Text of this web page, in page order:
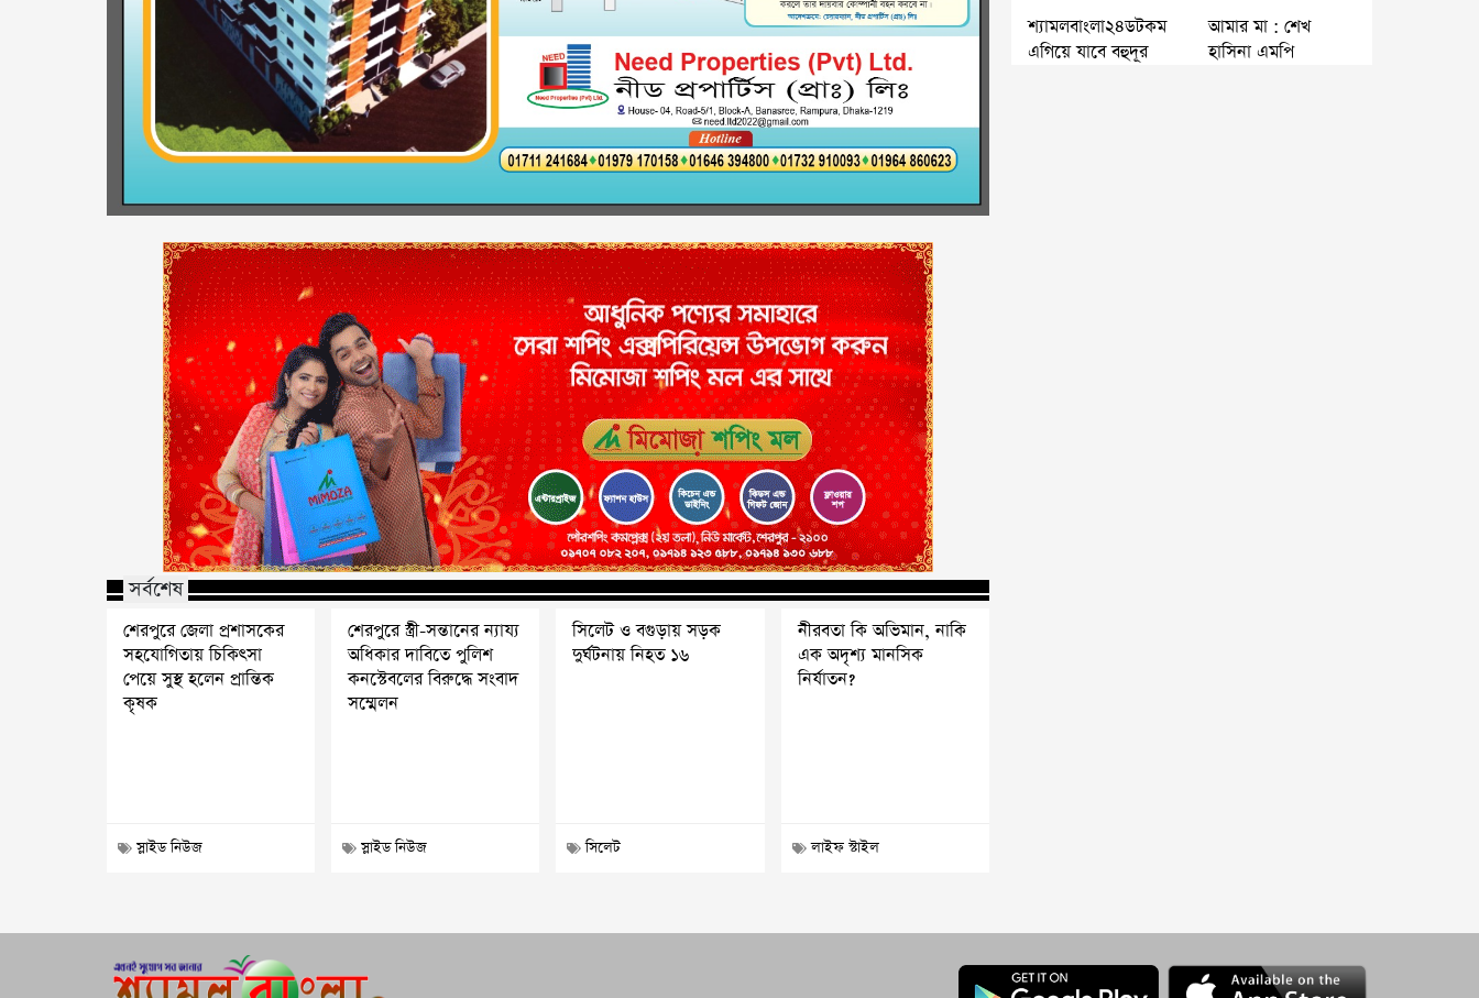
সর্বশেষ
শেরপুরে জেলা প্রশাসকের
সহযোগিতায় চিকিৎসা
পেয়ে সুস্থ হলেন প্রান্তিক
কৃষক
স্লাইড নিউজ
শেরপুরে স্ত্রী-সন্তানের ন্যায্য
অধিকার দাবিতে পুলিশ
কনস্টেবলের বিরুদ্ধে সংবাদ
সম্মেলন
স্লাইড নিউজ
সিলেট ও বগুড়ায় সড়ক
দুর্ঘটনায় নিহত ১৬
সিলেট
নীরবতা কি অভিমান, নাকি
এক অদৃশ্য মানসিক
নির্যাতন?
লাইফ স্টাইল
শ্যামলবাংলা২৪ডটকম
এগিয়ে যাবে বহুদূর
আমার মা : শেখ
হাসিনা এমপি